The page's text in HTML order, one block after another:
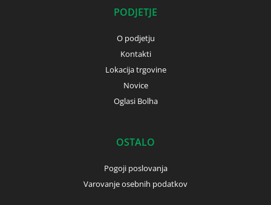
PODJETJE
O podjetju
Kontakti
Lokacija trgovine
Novice
Oglasi Bolha
OSTALO
Pogoji poslovanja
Varovanje osebnih podatkov